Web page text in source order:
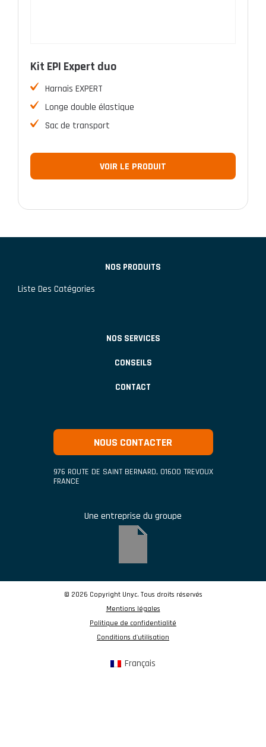
Kit EPI Expert duo
Harnais EXPERT
Longe double élastique
Sac de transport
VOIR LE PRODUIT
NOS PRODUITS
Liste Des Catégories
NOS SERVICES
CONSEILS
CONTACT
NOUS CONTACTER
976 ROUTE DE SAINT BERNARD, 01600 TREVOUX
FRANCE
Une entreprise du groupe
© 2026 Copyright Unyc. Tous droits réservés
Mentions légales
Politique de confidentialité
Conditions d'utilisation
Français